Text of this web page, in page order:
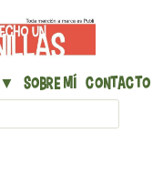
▼ Sobre mí Contacto